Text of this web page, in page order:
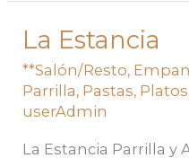
La Estancia
**Salón/Resto,
Parrilla, Pastas, Platos
userAdmin
La Estancia Parrilla y
La